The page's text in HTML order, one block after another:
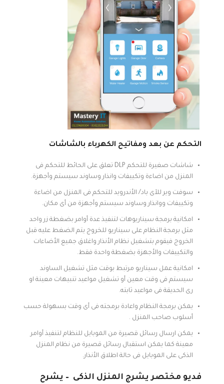
التحكم عن بعد ومفاتيح الكهرباء بالشاشات
شاشات صغيرة للتحكم DLP تعلق على الحائط للتحكم فى
المنزل من اضاءة وتكييفات وانذار وساوند سيستم وأجهزة.
سوفت وير للآى باد/ الأندرويد للتحكم فى المنزل من اضاءة
وتكييفات ووانذار وساوند سيستم وأجهزة من أى مكان.
امكانية برمجة سيناريوهات لتنفيذ عدة أوامر بضغطة زر واحد
مثل برمجة النظام على سيناريو للخروج يتم الضغط عليه قبل
الخروج فيقوم بتشغيل نظام الأنذار واغلاق جميع الأضاءات
والتكييفات والأجهزة بضغطة واحدة فقط.
امكانية عمل سيناريو مرتبط بوقت مثل تشغيل الساوند
سيستم فى وقت معين أو تشغيل مواعيد تنبيهات معينة او
رى الحديقة فى مواعيد ثابته.
يمكن برمجة النظام واعادة برمجته فى أى وقت بسهولة حسب
أسلوب صاحب المنزل .
يمكن ارسال رسائل قصيرة من الموبايل للنظام لتنفيذ أوامر
معينة كما يمكن استقبال رسائل قصيرة من نظام المنزل
الذكى على الموبايل فى حالة اطلاق الأنذار.
فديو مختصر يشرج المنزل الذكى – يشرح